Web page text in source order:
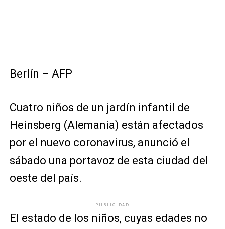
Berlín – AFP
Cuatro niños de un jardín infantil de
Heinsberg (Alemania) están afectados
por el nuevo coronavirus, anunció el
sábado una portavoz de esta ciudad del
oeste del país.
PUBLICIDAD
El estado de los niños, cuyas edades no